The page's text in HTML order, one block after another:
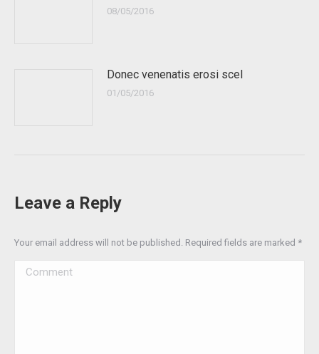
08/05/2016
Donec venenatis erosi scel
01/05/2016
Leave a Reply
Your email address will not be published. Required fields are marked *
Comment